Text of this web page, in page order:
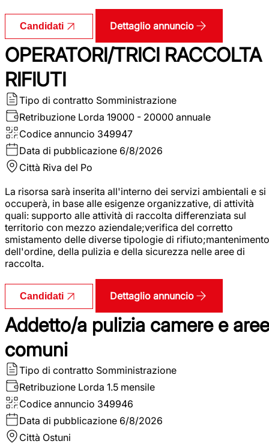
Candidati Dettaglio annuncio
OPERATORI/TRICI RACCOLTA
RIFIUTI
Tipo di contratto Somministrazione
Retribuzione Lorda 19000 - 20000 annuale
Codice annuncio 349947
Data di pubblicazione 6/8/2026
Città Riva del Po
La risorsa sarà inserita all'interno dei servizi ambientali e si
occuperà, in base alle esigenze organizzative, di attività
quali: supporto alle attività di raccolta differenziata sul
territorio con mezzo aziendale;verifica del corretto
smistamento delle diverse tipologie di rifiuto;mantenimento
dell'ordine, della pulizia e della sicurezza nelle aree di
raccolta.
Candidati Dettaglio annuncio
Addetto/a pulizia camere e aree
comuni
Tipo di contratto Somministrazione
Retribuzione Lorda 1.5 mensile
Codice annuncio 349946
Data di pubblicazione 6/8/2026
Città Ostuni